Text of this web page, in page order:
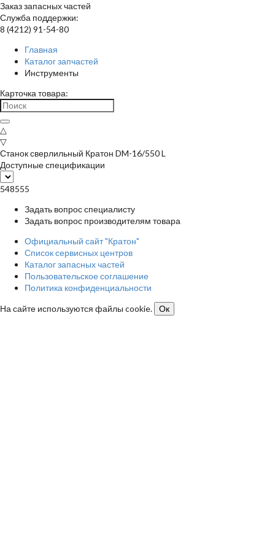
Заказ запасных частей
Служба поддержки:
8 (4212) 91-54-80
Главная
Каталог запчастей
Инструменты
Карточка товара:
△
▽
Станок сверлильный Кратон DM-16/550 L
Доступные спецификации
548555
Задать вопрос специалисту
Задать вопрос производителям товара
Официальный сайт "Кратон"
Список сервисных центров
Каталог запасных частей
Пользовательское соглашение
Политика конфиденциальности
На сайте используются файлы cookie.
Ок